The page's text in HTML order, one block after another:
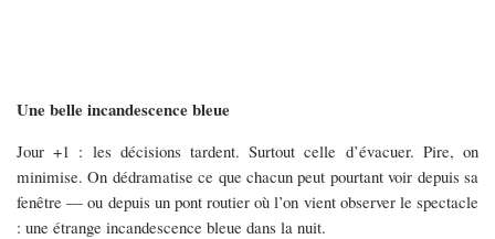
Une belle incandescence bleue
Jour +1 : les décisions tardent. Surtout celle d’évacuer. Pire, on
minimise. On dédramatise ce que chacun peut pourtant voir depuis sa
fenêtre — ou depuis un pont routier où l’on vient observer le spectacle
: une étrange incandescence bleue dans la nuit.